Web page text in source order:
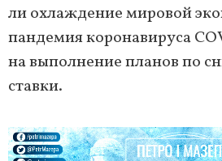
ли охлаждение мировой
пандемия коронавируса
на выполнение планов по
ставки.